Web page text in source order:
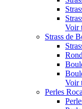
Voir
Strass de
Voir
Perles